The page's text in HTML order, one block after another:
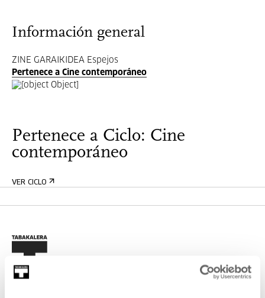
Información general
ZINE GARAIKIDEA Espejos
Pertenece a Cine contemporáneo
Pertenece a Ciclo: Cine
contemporáneo
VER CICLO